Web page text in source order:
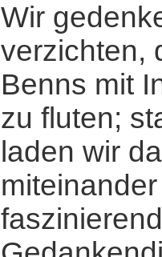
Wir
verzichten,
Benns mit
zu fluten;
laden wir